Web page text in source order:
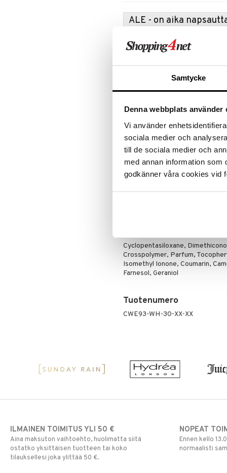
Samtycke
Denna webbplats använder
Vi använder
sociala medier och
till de sociala medier och
med annan information som
godkänner våra cookies vid
ALE - on aika
Näe
Tuotetieto
Wella Professionalsin Oil
matkakokoisena, se antaa
teestä ja kameliaöljystä ja sen
latistamatta hiuksia.
Käyttö
Cyclopentasiloxane,
Crosspolymer, Parfum,
Isomethyl Ionone, Coumarin,
Farnesol, Geraniol
Tuotenumero
CWE93-WH-30-XX-XX
ILMAINEN TOIMITUS YLI 50 €
Aina maksuton vaihtoehto, huolimatta siitä
ostatko yksittäisen tuotteen tai koko
tilauksellesi joka ylittää 50 €.
NOPEAT
Ennen kello
normaalisti